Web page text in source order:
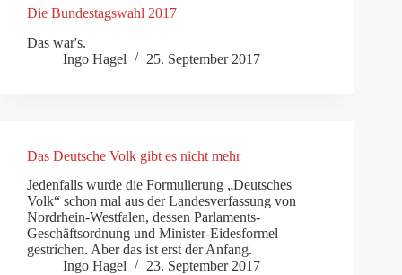
Die Bundestagswahl 2017
Das war's.
Ingo Hagel
25. September 2017
Das Deutsche Volk gibt es nicht mehr
Jedenfalls wurde die Formulierung „Deutsches
Volk“ schon mal aus der Landesverfassung von
Nordrhein-Westfalen, dessen Parlaments-
Geschäftsordnung und Minister-Eidesformel
gestrichen. Aber das ist erst der Anfang.
Ingo Hagel
23. September 2017